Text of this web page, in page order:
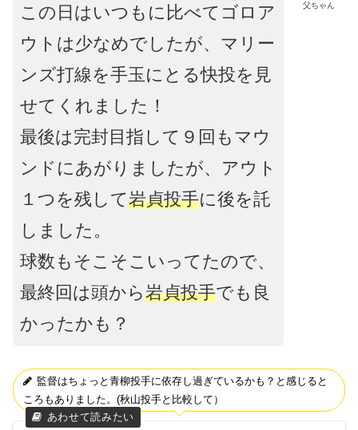
父ちゃん
この日はいつもに比べてゴロア
ウトは少なめでしたが、マリー
ンズ打線を手玉にとる快投を見
せてくれました！
最後は完封目指して９回もマウ
ンドにあがりましたが、アウト
１つを残して岩貞投手に後を託
しました。
球数もそこそこいってたので、
最終回は頭から岩貞投手でも良
かったかも？
監督はちょっと青柳投手に依存し過ぎているかも？と感じると
ころもありました。(秋山投手と比較して）